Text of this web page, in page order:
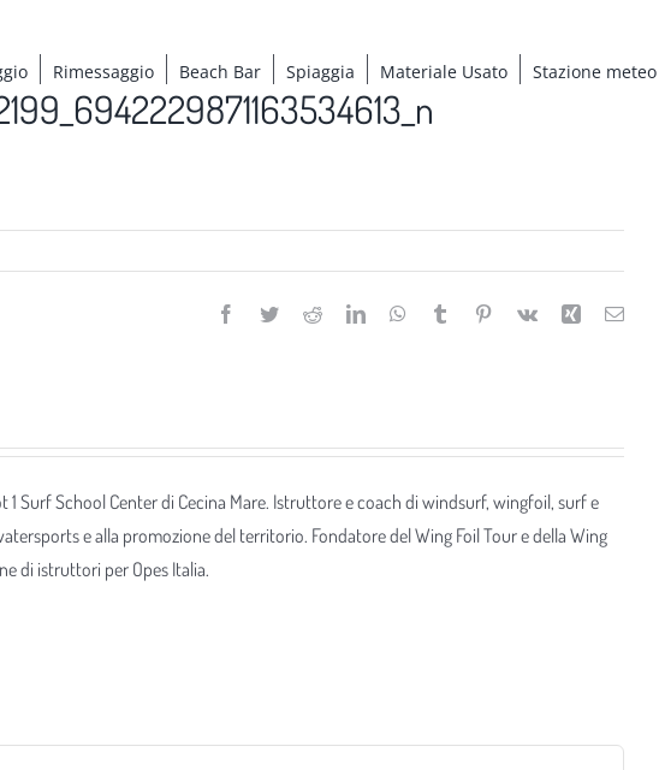
Rimessaggio Beach Bar Spiaggia Materiale Usato Stazione meteo
Facebook
TwitterRedditLinkedInWhatsApp
Tumblr Pinterest
Vk Xing Email
1 Surf School Center di Cecina Mare. Istruttore e coach di windsurf, wingfoil, surf e
e alla promozione del territorio. Fondatore del Wing Foil Tour e della Wing
di istruttori per Opes Italia.